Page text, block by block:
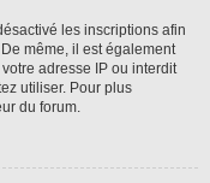
les inscriptions afin
même, il est également
adresse IP ou interdit
utiliser. Pour plus
du forum.